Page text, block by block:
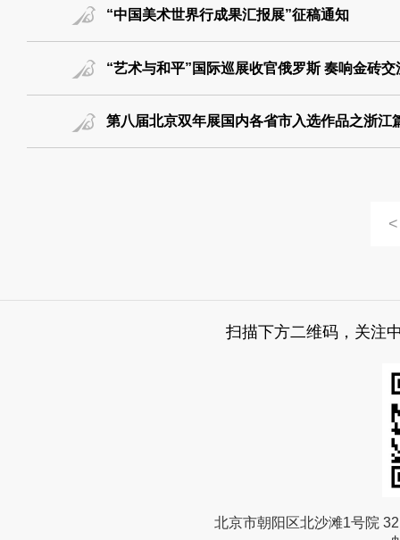
“中国美术世界行成果汇报展”征稿通知
“艺术与和平”国际巡展收官俄罗斯 奏响金砖交
第八届北京双年展国内各省市入选作品之浙江
<
扫描下方二维码，关注
北京市朝阳区北沙滩1号院